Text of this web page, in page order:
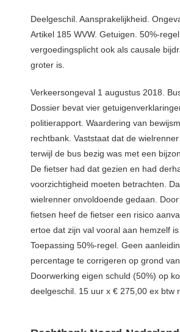
Deelgeschil. Aansprakelijkheid.
Artikel 185 WVW. Getuigen. 50%-
vergoedingsplicht ook als causale
groter is.
Verkeersongeval 1 augustus 2018.
Dossier bevat vier
politierapport. Waardering van
rechtbank. Vaststaat dat de
terwijl de bus bezig was met een
De fietser had dat gezien en had
voorzichtigheid moeten betrachten.
wielrenner onvoldoende gedaan.
fietsen heef de fietser een risico
ertoe dat zijn val vooral aan hemzelf is
Toepassing 50%-regel. Geen
percentage te corrigeren op grond van
Doorwerking eigen schuld (50%) op
deelgeschil. 15 uur x € 275,00 ex btw